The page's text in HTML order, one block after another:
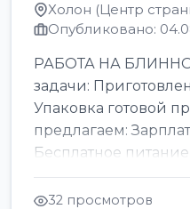
Холон (Центр
Опубликовано:
РАБОТА НА
задачи:
Упаковка готовой
предлагаем:
Бесплатное
Легкие условия
32 просмотров